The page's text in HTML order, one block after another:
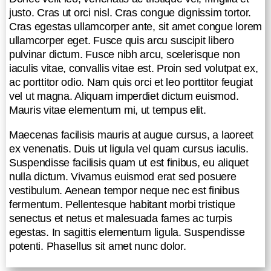
arcu suscipit libero pulvinar dictum.
Fusce nibh arcu, scelerisque non
iaculis vitae, convallis vitae est.
Proin sed volutpat ex, ac porttitor
odio. Nam quis orci et leo porttitor
feugiat vel ut magna. Aliquam
imperdiet dictum euismod. Mauris
vitae elementum mi, ut tempus elit.
Maecenas facilisis mauris at augue
cursus, a laoreet ex venenatis. Duis
ut ligula vel quam cursus iaculis.
Suspendisse facilisis quam ut est
finibus, eu aliquet nulla dictum.
Vivamus euismod erat sed posuere
vestibulum. Aenean tempor neque
nec est finibus fermentum.
Pellentesque habitant morbi tristique
senectus et netus et malesuada
fames ac turpis egestas. In sagittis
justo. Cras ut orci nisl. Cras congue dignissim tortor.
Cras egestas ullamcorper ante, sit amet congue lorem
ullamcorper eget. Fusce quis arcu suscipit libero
pulvinar dictum. Fusce nibh arcu, scelerisque non
iaculis vitae, convallis vitae est. Proin sed volutpat ex,
ac porttitor odio. Nam quis orci et leo porttitor feugiat
vel ut magna. Aliquam imperdiet dictum euismod.
Mauris vitae elementum mi, ut tempus elit.
Maecenas facilisis mauris at augue cursus, a laoreet
ex venenatis. Duis ut ligula vel quam cursus iaculis.
Suspendisse facilisis quam ut est finibus, eu aliquet
nulla dictum. Vivamus euismod erat sed posuere
vestibulum. Aenean tempor neque nec est finibus
fermentum. Pellentesque habitant morbi tristique
senectus et netus et malesuada fames ac turpis
egestas. In sagittis elementum ligula. Suspendisse
potenti. Phasellus sit amet nunc dolor.